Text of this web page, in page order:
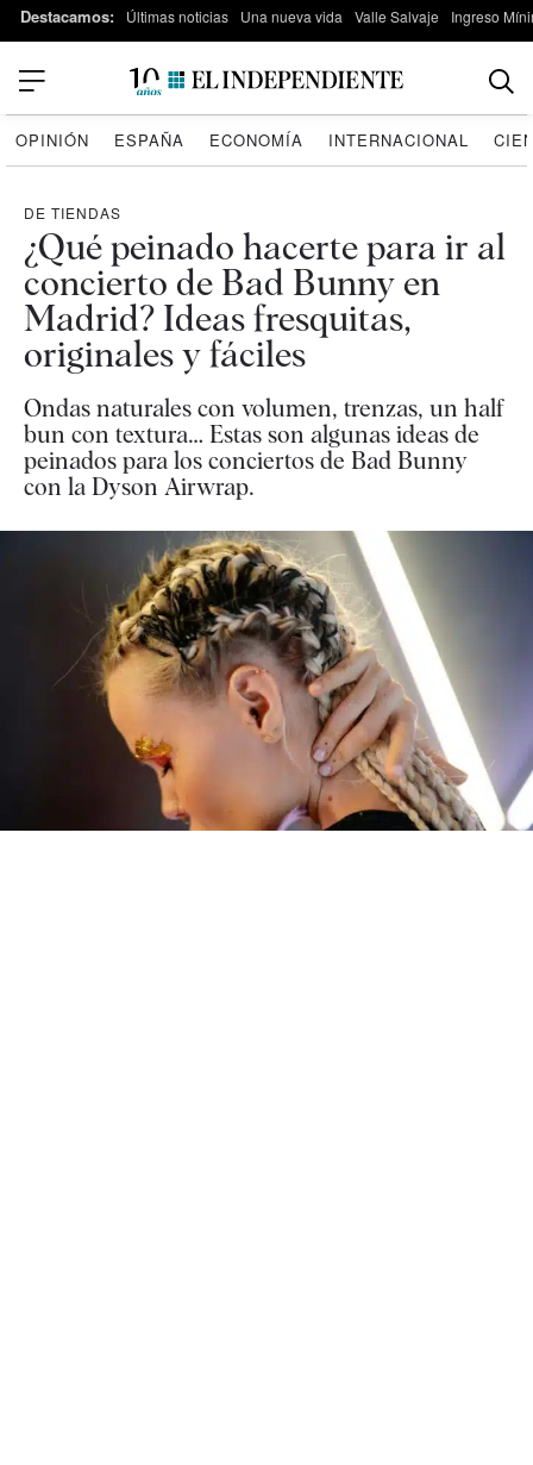
Destacamos: Últimas noticias Una nueva vida Valle Salvaje Ingreso
OPINIÓN ESPAÑA ECONOMÍA INTERNACIONAL
DE TIENDAS
¿Qué peinado hacerte para ir al
concierto de Bad Bunny en
Madrid? Ideas fresquitas,
originales y fáciles
Ondas naturales con volumen, trenzas, un half
bun con textura… Estas son algunas ideas de
peinados para los conciertos de Bad Bunny
con la Dyson Airwrap.